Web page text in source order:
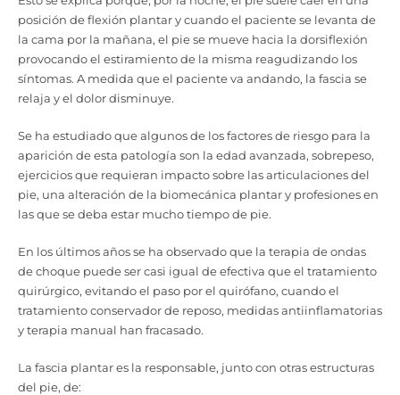
posición de flexión plantar y cuando el paciente se levanta de
la cama por la mañana, el pie se mueve hacia la dorsiflexión
provocando el estiramiento de la misma reagudizando los
síntomas. A medida que el paciente va andando, la fascia se
relaja y el dolor disminuye.
Se ha estudiado que algunos de los factores de riesgo para la
aparición de esta patología son la edad avanzada, sobrepeso,
ejercicios que requieran impacto sobre las articulaciones del
pie, una alteración de la biomecánica plantar y profesiones en
las que se deba estar mucho tiempo de pie.
En los últimos años se ha observado que la terapia de ondas
de choque puede ser casi igual de efectiva que el tratamiento
quirúrgico, evitando el paso por el quirófano, cuando el
tratamiento conservador de reposo, medidas antiinflamatorias
y terapia manual han fracasado.
La fascia plantar es la responsable, junto con otras estructuras
del pie, de: